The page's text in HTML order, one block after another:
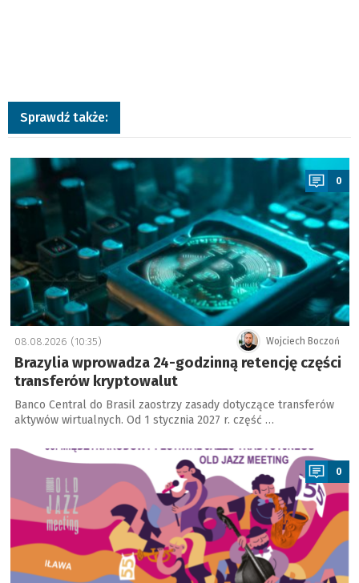
Sprawdź także:
a
0
Wojciech Boczoń
08.08.2026 (10:35)
Brazylia wprowadza 24-godzinną retencję części
transferów kryptowalut
Banco Central do Brasil zaostrzy zasady dotyczące transferów
aktywów wirtualnych. Od 1 stycznia 2027 r. część …
a
0